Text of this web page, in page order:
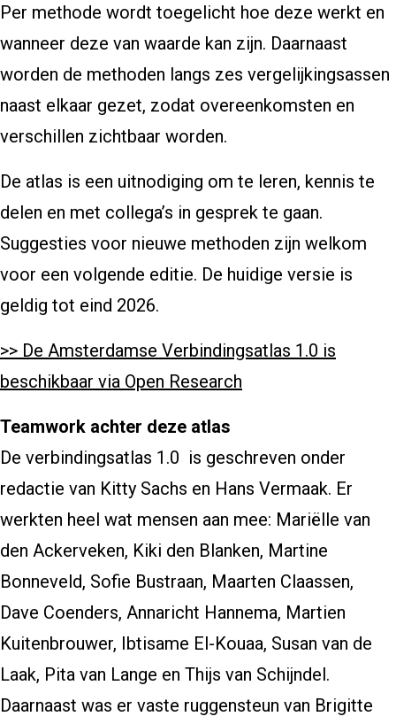
Per methode wordt toegelicht hoe deze werkt en
wanneer deze van waarde kan zijn. Daarnaast
worden de methoden langs zes vergelijkingsassen
naast elkaar gezet, zodat overeenkomsten en
verschillen zichtbaar worden.
De atlas is een uitnodiging om te leren, kennis te
delen en met collega’s in gesprek te gaan.
Suggesties voor nieuwe methoden zijn welkom
voor een volgende editie. De huidige versie is
geldig tot eind 2026.
>> De Amsterdamse Verbindingsatlas 1.0 is
beschikbaar via Open Research
Teamwork achter deze atlas
De verbindingsatlas 1.0 is geschreven onder
redactie van Kitty Sachs en Hans Vermaak. Er
werkten heel wat mensen aan mee: Mariëlle van
den Ackerveken, Kiki den Blanken, Martine
Bonneveld, Sofie Bustraan, Maarten Claassen,
Dave Coenders, Annaricht Hannema, Martien
Kuitenbrouwer, Ibtisame El-Kouaa, Susan van de
Laak, Pita van Lange en Thijs van Schijndel.
Daarnaast was er vaste ruggensteun van Brigitte